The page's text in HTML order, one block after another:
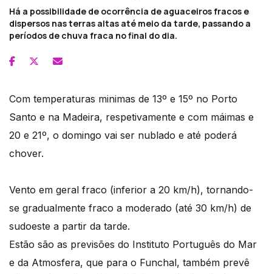
Há a possibilidade de ocorrência de aguaceiros fracos e
dispersos nas terras altas até meio da tarde, passando a
períodos de chuva fraca no final do dia.
Com temperaturas minimas de 13º e 15º no Porto
Santo e na Madeira, respetivamente e com máimas e
20 e 21º, o domingo vai ser nublado e até poderá
chover.
Vento em geral fraco (inferior a 20 km/h), tornando-
se gradualmente fraco a moderado (até 30 km/h) de
sudoeste a partir da tarde.
Estão são as previsões do Instituto Português do Mar
e da Atmosfera, que para o Funchal, também prevê